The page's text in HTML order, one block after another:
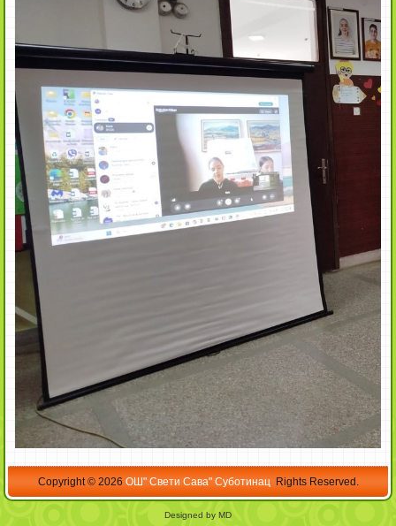
Copyright © 2026 ОШ" Свети Сава" Суботинац Rights Reserved.
Designed by MD